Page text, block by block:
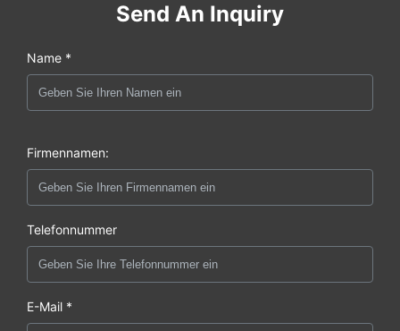
Send An Inquiry
Name *
Firmennamen:
Telefonnummer
E-Mail *